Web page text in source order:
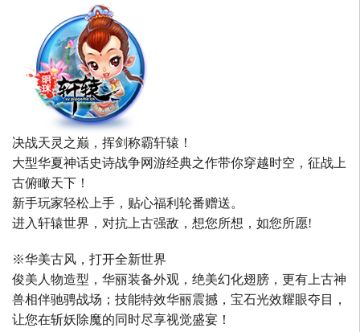
决战天灵之巅，挥剑称霸轩辕！
大型华夏神话史诗战争网游经典之作带你穿越时空，征战上
古俯瞰天下！
新手玩家轻松上手，贴心福利轮番赠送。
进入轩辕世界，对抗上古强敌，想您所想，如您所愿!
※华美古风，打开全新世界
俊美人物造型，华丽装备外观，绝美幻化翅膀，更有上古神
兽相伴驰骋战场；技能特效华丽震撼，宝石光效耀眼夺目，
让您在斩妖除魔的同时尽享视觉盛宴！